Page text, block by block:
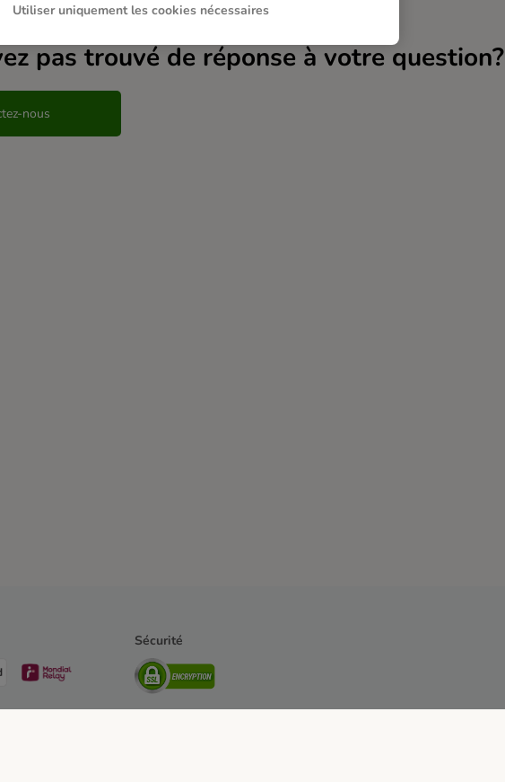
pas trouvé de réponse à votre question?
nous
Sécurité
Utiliser uniquement les cookies nécessaires